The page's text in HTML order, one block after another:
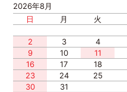
2026年8月
日
月 火
2
3 4
9
10 11
16
17 18
23
24 25
30
31